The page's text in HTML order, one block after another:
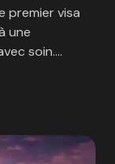
premier visa
une
soin.…